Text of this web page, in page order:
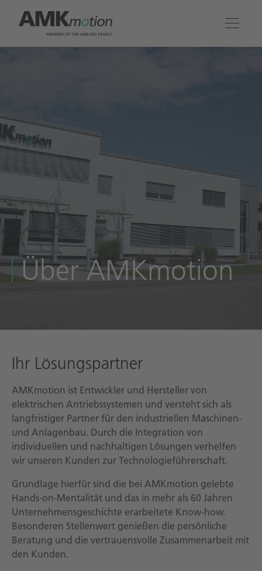
Engineering & Service
Unternehmen
Kontakt
Technische Dokumentation
Über AMKmotion
Ihr Lösungspartner
AMKmotion ist Entwickler und Hersteller von
elektrischen Antriebssystemen und versteht sich als
langfristiger Partner für den industriellen Maschinen-
und Anlagenbau. Durch die Integration von
individuellen und nachhaltigen Lösungen verhelfen
wir unseren Kunden zur Technologieführerschaft.
Grundlage hierfür sind die bei AMKmotion gelebte
Hands-on-Mentalität und das in mehr als 60 Jahren
Unternehmensgeschichte erarbeitete Know-how.
Besonderen Stellenwert genießen die persönliche
Beratung und die vertrauensvolle Zusammenarbeit mit
den Kunden.